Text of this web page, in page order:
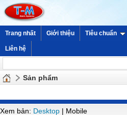
Trang nhất Giới thiệu Tiêu chuẩn
Liên hệ
Sản phẩm
Xem bản: Desktop | Mobile